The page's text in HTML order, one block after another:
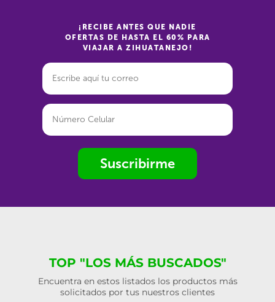
¡RECIBE ANTES QUE NADIE
OFERTAS DE HASTA EL 60% PARA
VIAJAR A ZIHUATANEJO!
Suscribirme
TOP "LOS MÁS BUSCADOS"
Encuentra en estos listados los productos más
solicitados por tus nuestros clientes